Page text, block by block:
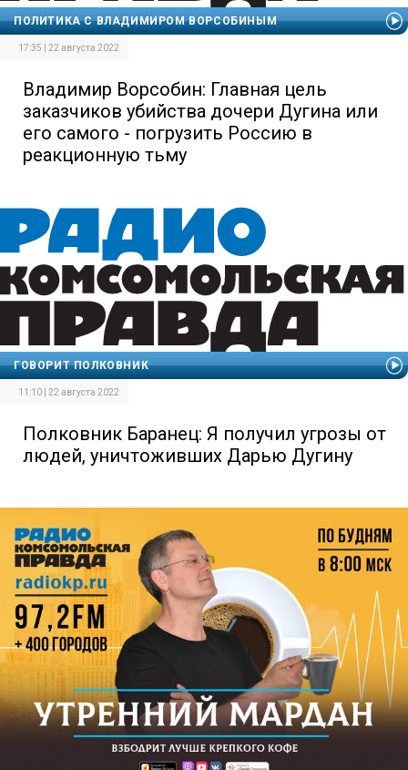
ПОЛИТИКА С ВЛАДИМИРОМ ВОРСОБИНЫМ
17:35 | 22 августа 2022
Владимир Ворсобин: Главная цель
заказчиков убийства дочери Дугина или
его самого - погрузить Россию в
реакционную тьму
ГОВОРИТ ПОЛКОВНИК
11:10 | 22 августа 2022
Полковник Баранец: Я получил угрозы от
людей, уничтоживших Дарью Дугину